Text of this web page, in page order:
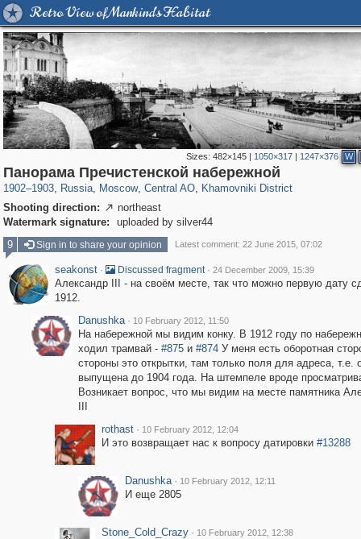
Retro View of Mankind's Habitat
Sizes: 482×145| 1050×317| 1247×376 W
Панорама Пречистенской набережной
1902–1903, Russia
1,406,686 29,243
, Moscow
319,864 8,286
, Central AO
160,011 5,916
, Khamovniki District
19,394 722
Shooting direction:  northeast
Watermark signature:
uploaded by silver44
9
Sign in to share your opinion Latest comment: 22 June 2015, 07:02
seakonst · Discussed fragment · 24 December 2009, 15:39
Александр III - на своём месте, так что можно первую дату
1912.
Danushka · 10 February 2012, 11:50
На набережной мы видим конку. В 1912 году по
ходил трамвай - #875и #874У меня есть оборотная
стороны это открытки, там только поля для адреса, т.е.
выпущена до 1904 года. На штемпеле вроде
Возникает вопрос, что мы видим на месте памятника
rothast · 10 February 2012, 12:04
И это возвращает нас к вопросу датировки #13288
Danushka · 10 February 2012, 12:11
И еще 2805
Stone_Cold_Crazy · 10 February 2012, 12:38